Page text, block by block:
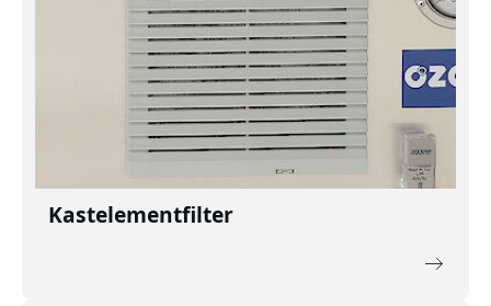
Kastelementfilter